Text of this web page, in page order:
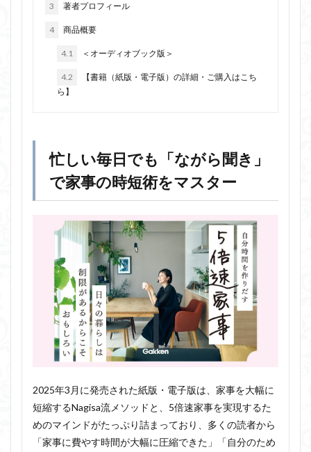
3 著者プロフィール
4 商品概要
4.1 ＜オーディオブック版＞
4.2
【書籍（紙版・電子版）の詳細・ご購入はこち
ら】
忙しい毎日でも「ながら聞き」
で家事の時短術をマスター
2025年3月に発売された紙版・電子版は、家事を大幅に
短縮するNagisa流メソッドと、5倍速家事を実現するた
めのマインドがたっぷり詰まっており、多くの読者から
「家事に費やす時間が大幅に圧縮できた」「自分のため